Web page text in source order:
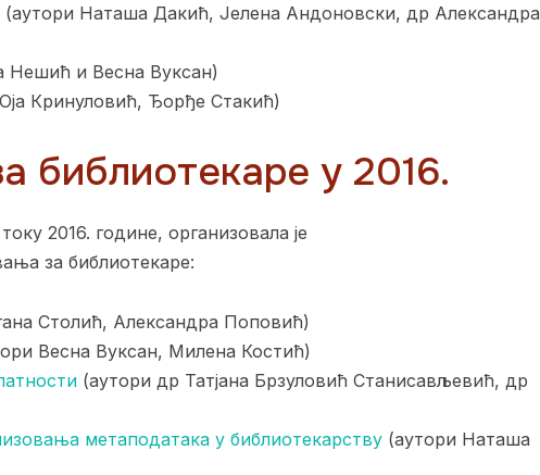
(аутори Наташа Дакић, Јелена Андоновски, др Александра
Нешић и Весна Вуксан)
Кринуловић, Ђорђе Стакић)
библиотекаре у 2016.
2016. године, организовала је
за библиотекаре:
Столић, Александра Поповић)
Весна Вуксан, Милена Костић)
(аутори др Татјана Брзуловић Станисављевић, др
метаподатака у библиотекарству (аутори Наташа